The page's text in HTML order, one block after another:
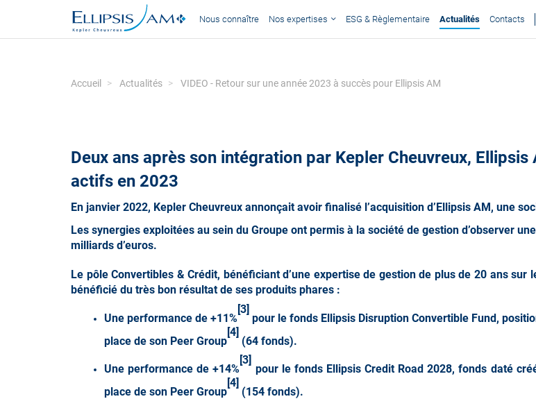
Nous connaître Nos expertises ESG & Règlementaire Actualités Contacts
Accueil Actualités VIDEO - Retour sur une année 2023 à succès pour Ellipsis AM
Deux ans après son intégration par Kepler Cheuvreux,
actifs en 2023
En janvier 2022, Kepler Cheuvreux annonçait avoir finalisé l’acquisition d’Ellipsis AM, une
Les synergies exploitées au sein du Groupe ont permis à la société de gestion d’observer
milliards d’euros.
Le pôleConvertibles & Crédit, bénéficiant d’une expertise de gestion de plus de 20 ans
bénéficié du très bon résultat de ses produits phares :
Une performance de +11%
[3]
pour le fonds Ellipsis Disruption Convertible Fund,
place de son Peer Group
[4]
(64 fonds).
Une performance de +14%
[3]
pour le fonds Ellipsis Credit Road 2028, fonds daté
place de son Peer Group
[4]
(154 fonds).